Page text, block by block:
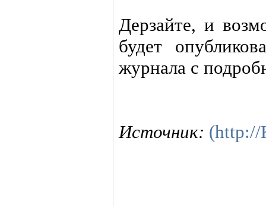
Дерзайте, и
будет
журнала с
Источник: (http://